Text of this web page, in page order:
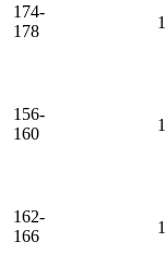
174-
178
156-
160
162-
166